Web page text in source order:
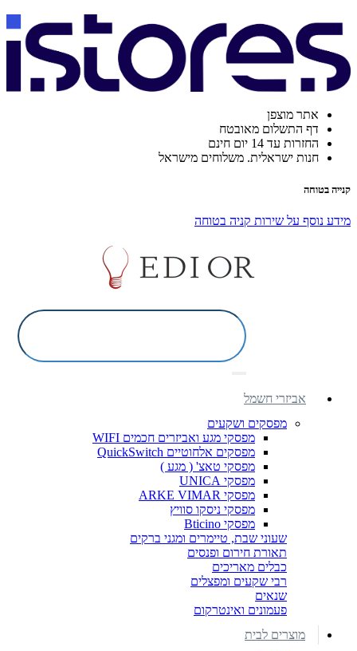
אתר מוצפן
דף התשלום מאובטח
החזרות עד 14 יום חינם
חנות ישראלית. משלוחים מישראל
קנייה בטוחה
מידע נוסף על שירות קניה בטוחה
אביזרי חשמל
מפסקים ושקעים
מפסקי מגע ואביזרים חכמים WIFI
מפסקים אלחוטיים QuickSwitch
מפסקי טאצ' ( מגע )
מפסקי UNICA
מפסקי ARKE VIMAR
מפסקי ניסקו סוויץ
מפסקי Bticino
שעוני שבת, טיימרים ומגני ברקים
תאורת חירום ופנסים
כבלים מאריכים
רבי שקעים ומפצלים
שנאים
פעמונים ואינטרקום
מוצרים לבית